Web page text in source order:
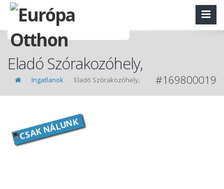
Eladó Szórakozóhely,
Ingatlanok Eladó Szórakozóhely, #169800019